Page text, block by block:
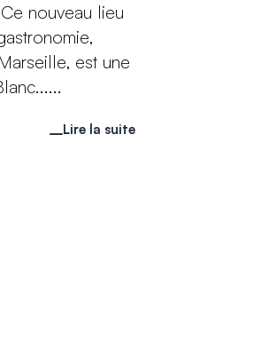
nouveau lieu
est une
Lire la suite